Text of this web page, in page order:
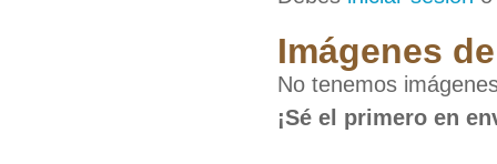
Imágenes
No tenemos
¡Sé el primero en